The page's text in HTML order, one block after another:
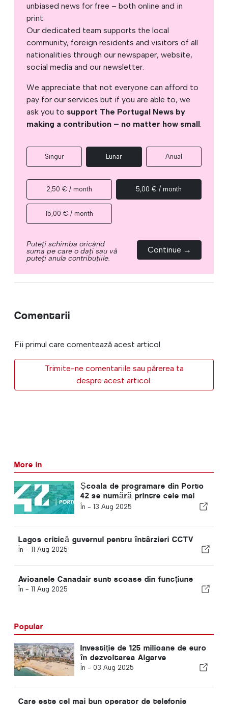
unbiased news for free – both online and in
print.
Our dedicated team supports the local
community, foreign residents and visitors of all
nationalities through our newspaper, website,
social media and our newsletter.
We appreciate that not everyone can afford to
pay for our services but if you are able to, we
ask you to support The Portugal News by
making a contribution – no matter how small.
Singur Lunar Anual
2,50 € / month 5,00 € / month
15,00 € / month
Puteți schimba oricând
suma pe care o dați sau vă
puteți anula contribuțiile.
Continue →
Comentarii
Fii primul care comentează acest articol
Trimite-ne comentariile sau părerea ta
despre acest articol.
More in
Școala de programare din Porto
42 se numără printre cele mai
inovatoare universități din lume
În - 13 Aug 2025
Lagos critică guvernul pentru întârzieri CCTV
În - 11 Aug 2025
Avioanele Canadair sunt scoase din funcțiune
În - 11 Aug 2025
Popular
Investiție de 125 milioane de euro
în dezvoltarea Algarve
În - 03 Aug 2025
Care este cel mai bun operator de telefonie